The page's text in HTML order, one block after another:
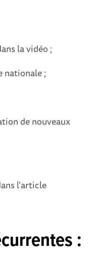
la vidéo ;
nationale ;
de nouveaux
l’article
: